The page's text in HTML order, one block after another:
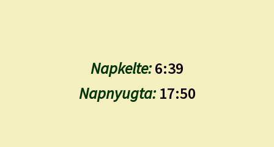
Napkelte:6:39
Napnyugta:17:50